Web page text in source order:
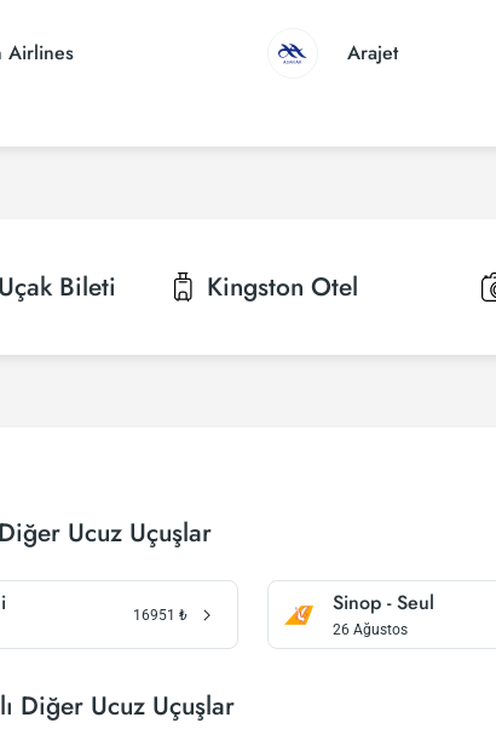
Airlines Arajet
Uçak Bileti Kingston Otel
Ucuz Uçuşlar
16951 ₺ Sinop - Seul
26 Ağustos
Diğer Ucuz Uçuşlar